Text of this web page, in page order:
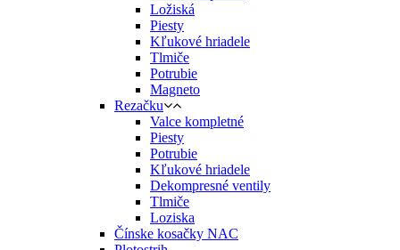
Ložiská
Piesty
Kľukové hriadele
Tlmiče
Potrubie
Magneto
Rezačku
Valce kompletné
Piesty
Potrubie
Kľukové hriadele
Dekompresné ventily
Tlmiče
Loziska
Čínske kosačky NAC